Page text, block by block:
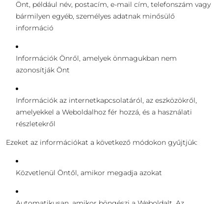
Önt, például név, postacím, e-mail cím, telefonszám vagy
bármilyen egyéb, személyes adatnak minősülő
információ
Információk Önről, amelyek önmagukban nem
azonosítják Önt
Információk az internetkapcsolatáról, az eszközökről,
amelyekkel a Weboldalhoz fér hozzá, és a használati
részletekről
Ezeket az információkat a következő módokon gyűjtjük:
Közvetlenül Öntől, amikor megadja azokat